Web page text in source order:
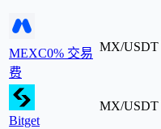
MEXC0% 交易
费
MX/USDT
Bitget
MX/USDT